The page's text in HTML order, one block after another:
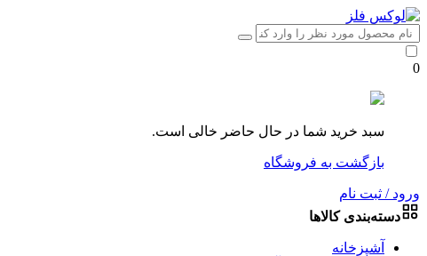
0
سبد خرید شما در حال حاضر خالی است.
بازگشت به فروشگاه
ورود / ثبت نام
دسته‌بندی کالاها
آشپزخانه